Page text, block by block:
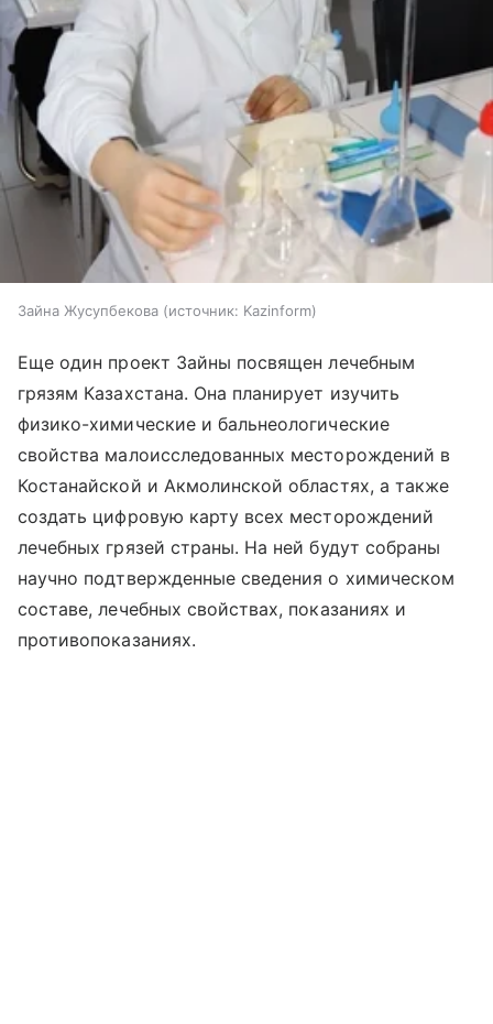
Зайна Жусупбекова источник: Kazinform
Еще один проект Зайны посвящен лечебным
грязям Казахстана. Она планирует изучить
физико-химические и бальнеологические
свойства малоисследованных месторождений в
Костанайской и Акмолинской областях, а также
создать цифровую карту всех месторождений
лечебных грязей страны. На ней будут собраны
научно подтвержденные сведения о химическом
составе, лечебных свойствах, показаниях и
противопоказаниях.